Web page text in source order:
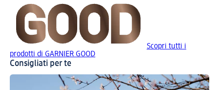
Scopri tutti i
prodotti di GARNIER GOOD
Consigliati per te